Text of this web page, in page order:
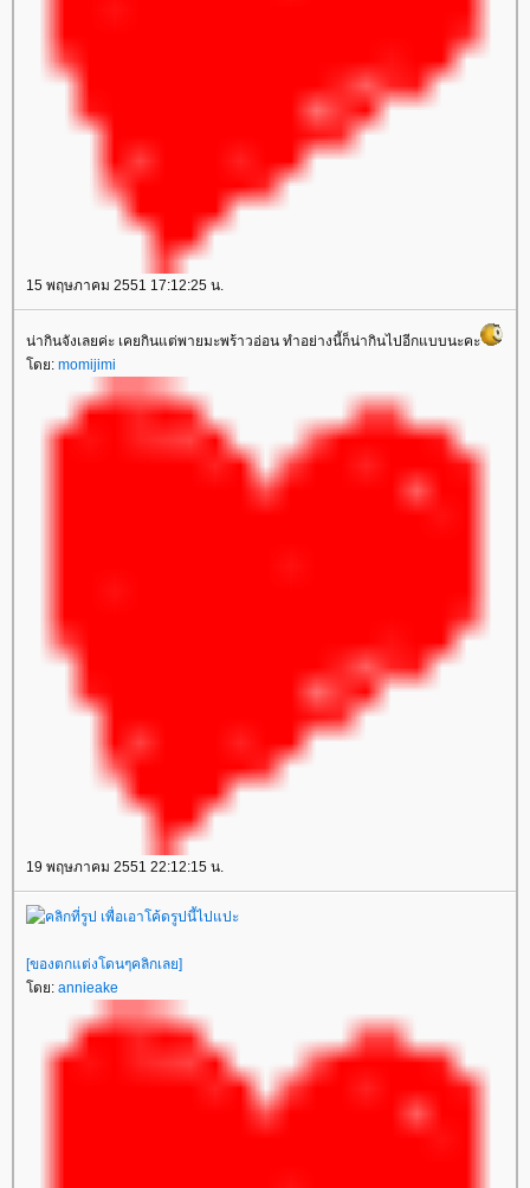
15 พฤษภาคม 2551 17:12:25 น.
น่ากินจังเลยค่ะ เคยกินแต่พายมะพร้าวอ่อน ทำอย่างนี้ก็น่ากินไปอีกแบบนะคะ
ดย: momijimi
19 พฤษภาคม 2551 22:12:15 น.
[ของตกแต่งโดนๆคลิกเลย]
ดย: annieake